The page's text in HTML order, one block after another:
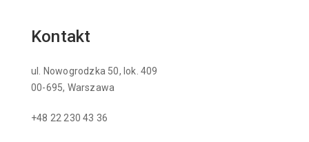
Kontakt
ul. Nowogrodzka 50, lok. 409
00-695, Warszawa
+48 22 230 43 36